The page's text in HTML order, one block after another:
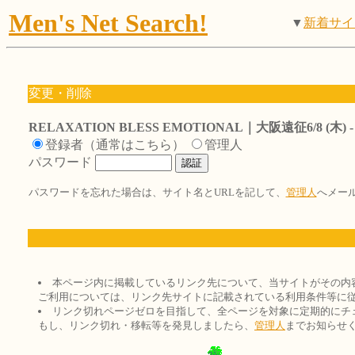
Men's Net Search! ▼ 新着サ
変更・削除
RELAXATION BLESS EMOTIONAL｜大阪遠征6/8 (木) -
登録者（通常はこちら）
管理人
パスワード
パスワードを忘れた場合は、サイト名とURLを記して、 管理人へメー
本ページ内に掲載しているリンク先について、当サイトがその
ご利用については、リンク先サイトに記載されている利用条件等に
リンク切れページゼロを目指して、全ページを対象に定期的に
もし、リンク切れ・移転等を発見しましたら、 管理人 までお知らせ